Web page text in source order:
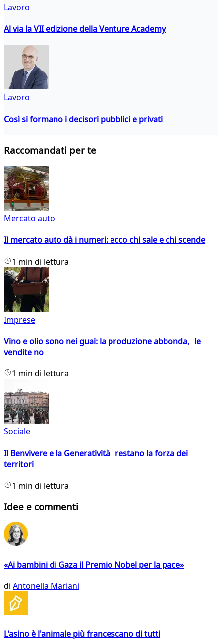
Lavoro
Al via la VII edizione della Venture Academy
Lavoro
Così si formano i decisori pubblici e privati
Raccomandati per te
Mercato auto
Il mercato auto dà i numeri: ecco chi sale e chi scende
1 min di lettura
Imprese
Vino e olio sono nei guai: la produzione abbonda, le
vendite no
1 min di lettura
Sociale
Il Benvivere e la Generatività restano la forza dei
territori
1 min di lettura
Idee e commenti
«Ai bambini di Gaza il Premio Nobel per la pace»
di Antonella Mariani
L'asino è l'animale più francescano di tutti